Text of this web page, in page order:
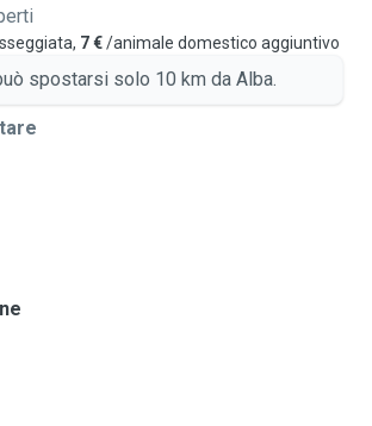
7 €/animale domestico aggiuntivo
spostarsi solo 10 km da Alba.